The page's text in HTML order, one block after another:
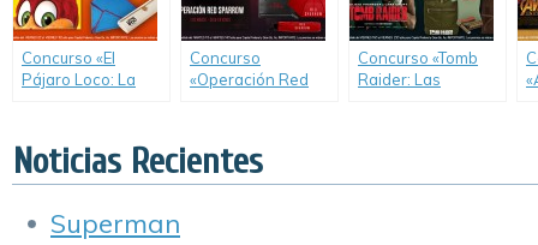
Concurso «El
Pájaro Loco: La
Concurso
«Operación Red
Concurso «Tomb
Raider: Las
Noticias Recientes
Superman